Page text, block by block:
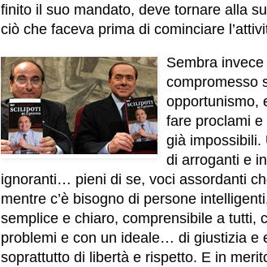
finito il suo mandato, deve tornare alla
ciò che faceva prima di cominciare
Sembra invece
compromesso
opportunismo,
fare proclami
già impossibili.
di arroganti e
ignoranti… pieni di se, voci assordanti
mentre c’è bisogno di persone
semplice e chiaro, comprensibile a tutti,
problemi e con un ideale… di giustizia e
soprattutto di libertà e rispetto. E in